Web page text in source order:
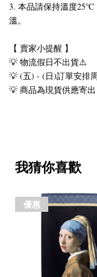
3. 本品請保持溫度25℃
溫。
【 賣家小提醒 】
💡 物流假日不出貨⚠️
💡 (五) - (日)訂單安排
💡 商品為現貨供應寄
我猜你喜歡
優惠